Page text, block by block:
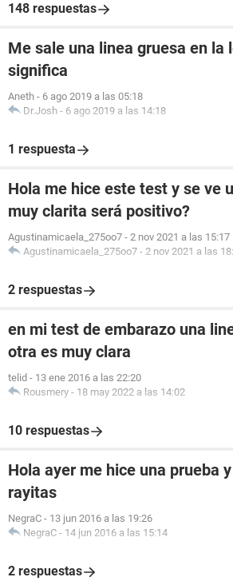
148 respuestas
Me sale una linea gruesa en la
significa
Aneth - 6 ago 2019 a las 05:18
Dr.Josh - 6 ago 2019 a las 14:18
1 respuesta
Hola me hice este test y se ve
muy clarita será positivo?
Agustinamicaela_275oo7 - 2 nov 2021 a las 15:17
Agustinamicaela_275oo7 - 2 nov 2021 a las
2 respuestas
en mi test de embarazo una
otra es muy clara
telid - 13 ene 2016 a las 22:20
Rousmery - 18 may 2022 a las 14:02
10 respuestas
Hola ayer me hice una prueba
rayitas
NegraC - 13 jun 2016 a las 19:26
NegraC - 14 jun 2016 a las 15:14
2 respuestas